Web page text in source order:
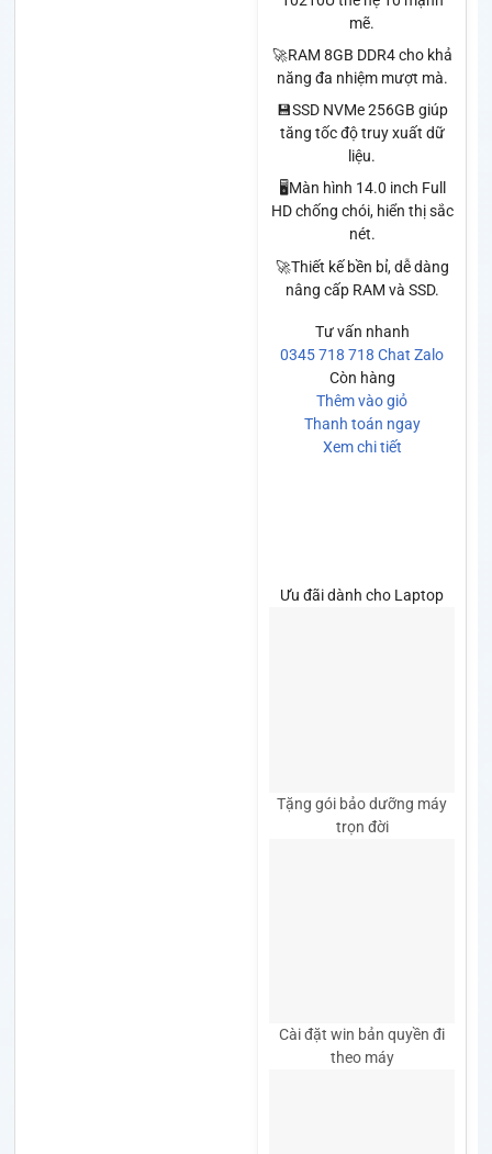
mẽ.
🚀RAM 8GB DDR4 cho khả
năng đa nhiệm mượt mà.
💾SSD NVMe 256GB giúp
tăng tốc độ truy xuất dữ
liệu.
🖥️Màn hình 14.0 inch Full
HD chống chói, hiển thị sắc
nét.
🚀Thiết kế bền bỉ, dễ dàng
nâng cấp RAM và SSD.
Tư vấn nhanh
0345 718 718 Chat Zalo
Còn hàng
Thêm vào giỏ
Thanh toán ngay
Xem chi tiết
Ưu đãi dành cho Laptop
Tặng gói bảo dưỡng máy
trọn đời
Cài đặt win bản quyền đi
theo máy